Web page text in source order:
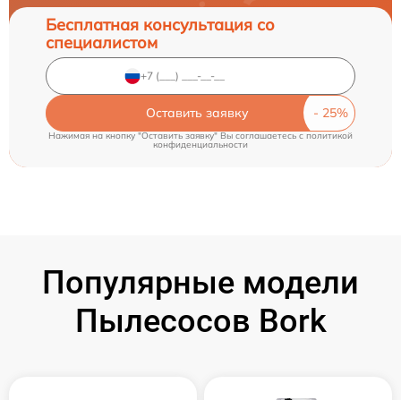
Бесплатная консультация со
специалистом
Оставить заявку
Нажимая на кнопку "Оставить заявку" Вы соглашаетесь cполитикой
конфиденциальности
Популярные модели
Пылесосов Bork